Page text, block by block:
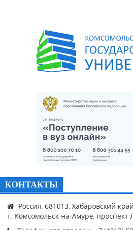
КОНТАКТЫ
Россия, 681013, Хабаровский
г. Комсомольск-на-Амуре, проспект